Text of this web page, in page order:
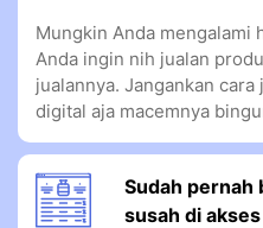
Mungkin Anda mengalami
Anda ingin nih jualan
jualannya. Jangankan
digital aja macemnya
Sudah pernah
susah di akses